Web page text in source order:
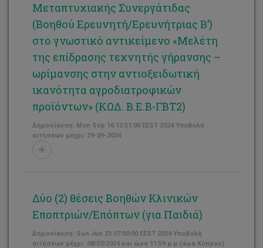
Μεταπτυχιακής Συνεργάτιδας
(Βοηθού Ερευνητή/Ερευνήτριας Β’)
στο γνωστικό αντικείμενο «Μελέτη
της επίδρασης τεχνητής γήρανσης –
ωρίμανσης στην αντιοξειδωτική
ικανότητα αγροδιατροφικών
προϊόντων» (ΚΩΔ. Β.Ε.Β-ΓΒΤ2)
Δημοσίευση: Mon Sep 16 13:51:00 EEST 2024 Υποβολή
αιτήσεων μέχρι: 29-09-2024
Δύο (2) θέσεις Βοηθών Κλινικών
Εποπτριών/Επόπτων (για Παιδιά)
Δημοσίευση: Sun Jun 23 07:00:00 EEST 2024 Υποβολή
αιτήσεων μέχρι: 08/07/2024 και ώρα 11:59 μ.μ.(ώρα Κύπρου)